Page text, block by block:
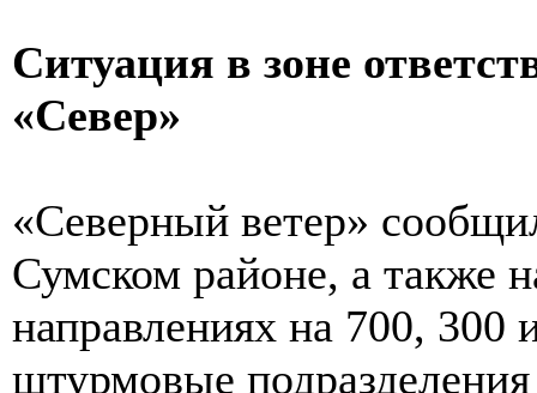
Ситуация в зоне
«Север»
«Северный ветер»
Сумском районе, а также
направлениях на 700,
штурмовые